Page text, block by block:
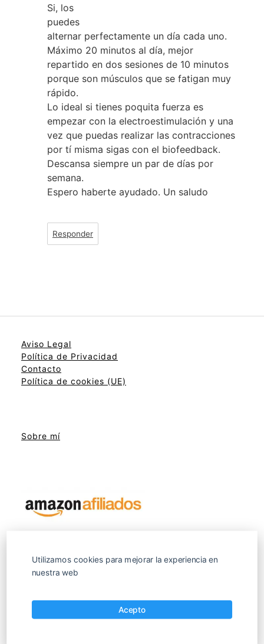
Si, los
puedes
alternar perfectamente un día cada uno.
Máximo 20 minutos al día, mejor
repartido en dos sesiones de 10 minutos
porque son músculos que se fatigan muy
rápido.
Lo ideal si tienes poquita fuerza es
empezar con la electroestimulación y una
vez que puedas realizar las contracciones
por tí misma sigas con el biofeedback.
Descansa siempre un par de días por
semana.
Espero haberte ayudado. Un saludo
Responder
Aviso Legal
Política de Privacidad
Contacto
Política de cookies (UE)
Sobre mí
Utilizamos cookies para mejorar la experiencia en
nuestra web
Acepto